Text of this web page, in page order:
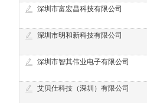
深圳市富宏昌科技有限公司
深圳市明和新科技有限公司
深圳市智其伟业电子有限公司
艾贝仕科技（深圳）有限公司